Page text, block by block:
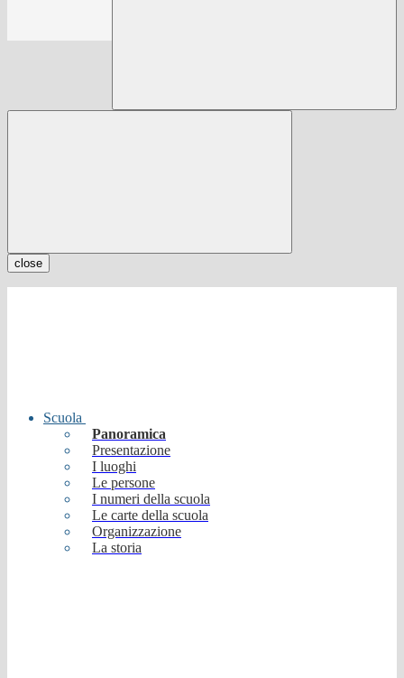
close
Scuola
Panoramica
Presentazione
I luoghi
Le persone
I numeri della scuola
Le carte della scuola
Organizzazione
La storia